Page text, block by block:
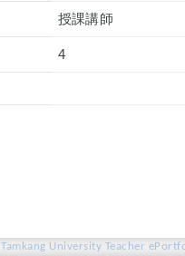
授課講師
4
Tamkang University Teacher